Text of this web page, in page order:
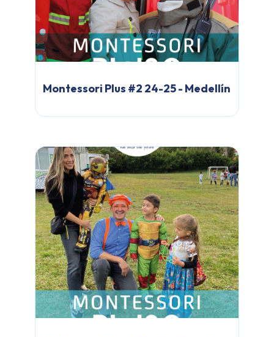
Montessori Plus #2 24-25 - Medellín